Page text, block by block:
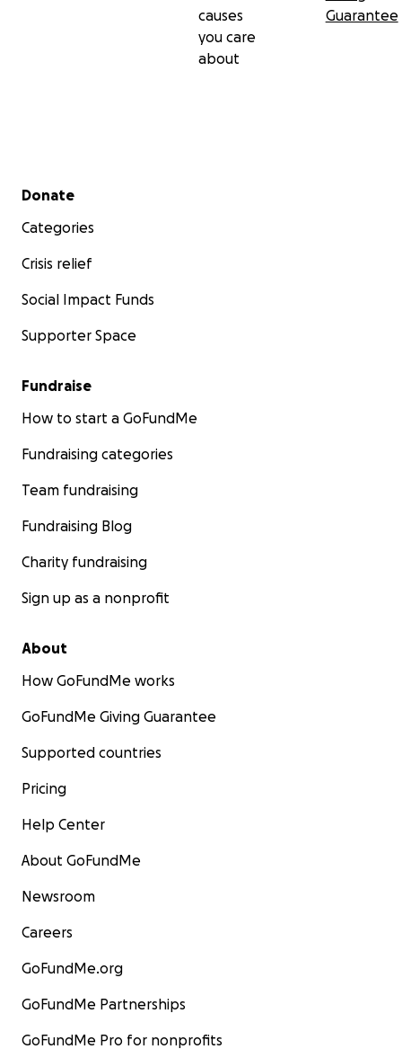
causes
you care
about
Guarantee
Secondary menu
Donate
Categories
Crisis relief
Social Impact Funds
Supporter Space
Fundraise
How to start a GoFundMe
Fundraising categories
Team fundraising
Fundraising Blog
Charity fundraising
Sign up as a nonprofit
About
How GoFundMe works
GoFundMe Giving Guarantee
Supported countries
Pricing
Help Center
About GoFundMe
Newsroom
Careers
GoFundMe.org
GoFundMe Partnerships
GoFundMe Pro for nonprofits